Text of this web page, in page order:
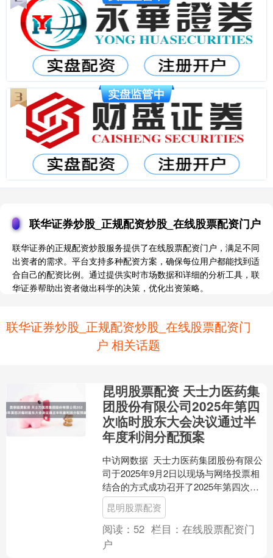
联华证券炒股_正规配资炒股_在线股票配资门户
联华证券的正规配资炒股服务提供了在线股票配资门户，满足不同
出资者的需求。平台支持多种配资方案，确保每位用户都能找到适
合自己的配资比例。通过提供实时市场数据和详细的分析工具，联
华证券帮助出资者做出科学的决策，优化出资策略。
联华证券炒股_正规配资炒股_在线股票配资门
户 相关话题
昆明股票配资 天士力医药集
团股份有限公司2025年第四
次临时股东大会决议通过半
年度利润分配预案
中访网数据 天士力医药集团股份有限公
司于2025年9月2日以现场与网络投票相
结合的方式成功召开了2025年第四次临
时股东大会。本次会议由公司董事会召
集，内蒙古....
昆明股票配资
阅读： 52 栏目：在线股票配资门
户